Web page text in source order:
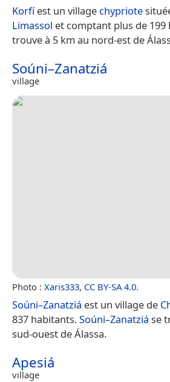
Korfíest un village chypriote
Limassol et comptant plus de 199
trouve à 5 km au nord-est de
Soúni–Zanatziá
village
Photo : Xaris333, CC BY-SA 4.0.
Soúni–Zanatziá est un village de
837 habitants.Soúni–Zanatziá se
sud-ouest de Álassa.
Apesiá
village